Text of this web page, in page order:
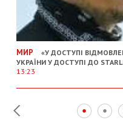
МИР
«У ДОСТУПІ
УКРАЇНИ У ДОСТУПІ ДО
13:23